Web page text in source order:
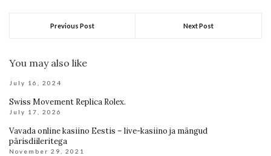
Previous Post Next Post
You may also like
July 16, 2024
Swiss Movement Replica Rolex.
July 17, 2026
Vavada online kasiino Eestis – live-kasiino ja mängud
pärisdiileritega
November 29, 2021